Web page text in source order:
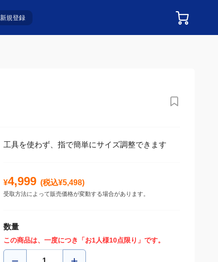
新規登録
工具を使わず、指で簡単にサイズ調整できます
¥4,999 (税込¥5,498)
受取方法によって販売価格が変動する場合があります。
数量
この商品は、一度につき「お1人様10点限り」です。